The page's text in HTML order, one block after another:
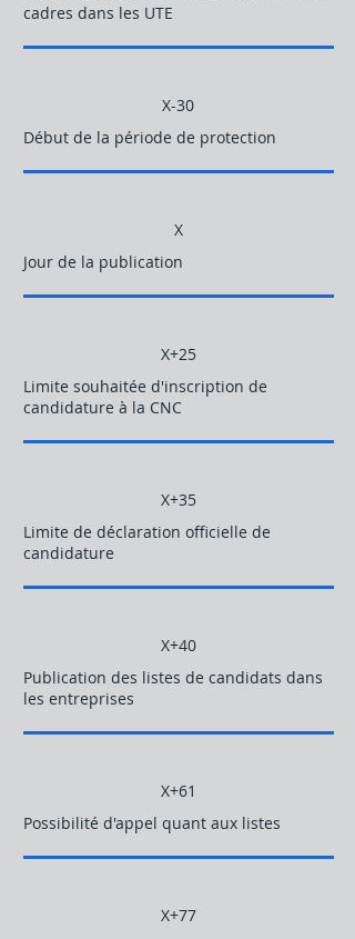
cadres dans les UTE
X-30
Début de la période de protection
X
Jour de la publication
X+25
Limite souhaitée d'inscription de
candidature à la CNC
X+35
Limite de déclaration officielle de
candidature
X+40
Publication des listes de candidats dans
les entreprises
X+61
Possibilité d'appel quant aux listes
X+77